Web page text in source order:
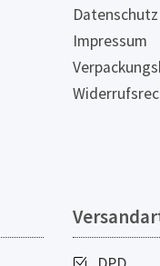
Datenschutz
Impressum